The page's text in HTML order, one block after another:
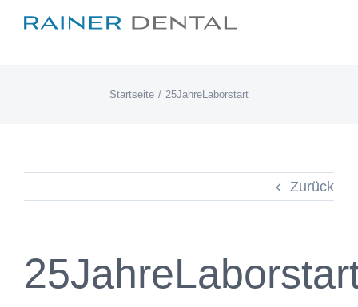
Startseite 25JahreLaborstart
Zurück